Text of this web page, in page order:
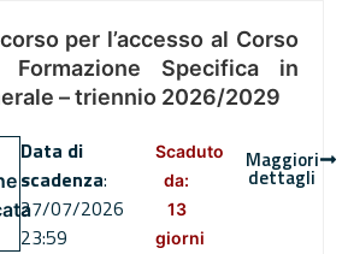
per l’accesso al Corso
Specifica in
– triennio 2026/2029
Data di
scadenza:
27/07/2026
23:59
Scaduto
da:
13
giorni
Maggiori
dettagli